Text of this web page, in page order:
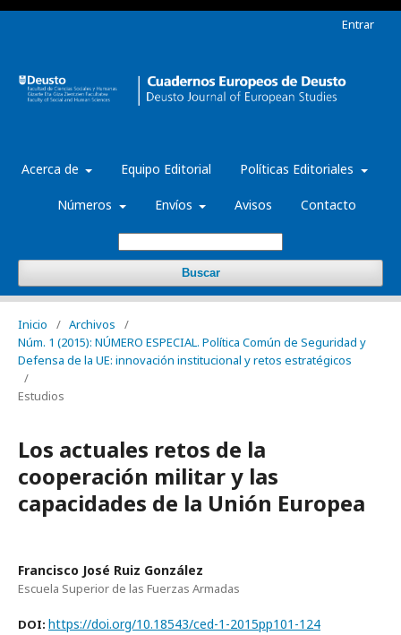
Acerca de Equipo Editorial Políticas Editoriales
Números Envíos Avisos Contacto
Buscar
Entrar
Inicio / Archivos
/
Núm. 1 (2015): NÚMERO ESPECIAL. Política Común de Seguridad y
Defensa de la UE: innovación institucional y retos estratégicos
/
Estudios
Los actuales retos de la
cooperación militar y las
capacidades de la Unión Europea
Francisco José Ruiz González
Escuela Superior de las Fuerzas Armadas
DOI: https://doi.org/10.18543/ced-1-2015pp101-124